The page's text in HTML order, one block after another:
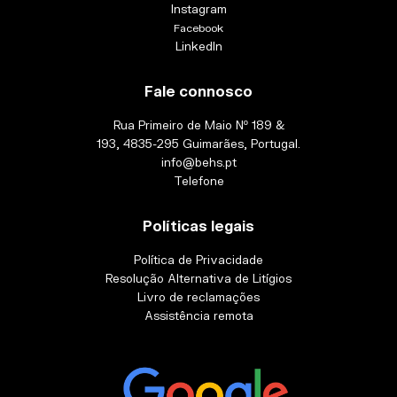
Instagram
Facebook
LinkedIn
Fale connosco
Rua Primeiro de Maio Nº 189 &
193, 4835-295 Guimarães, Portugal.
info@behs.pt
Telefone
Políticas legais
Política de Privacidade
Resolução Alternativa de Litígios
Livro de reclamações
Assistência remota